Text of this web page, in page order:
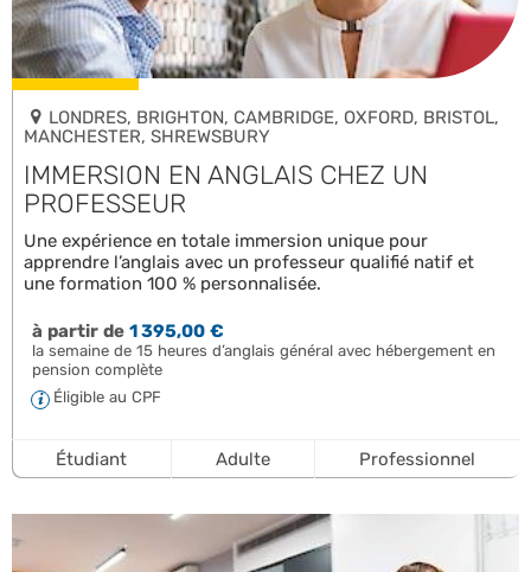
LONDRES, BRIGHTON, CAMBRIDGE, OXFORD, BRISTOL,
MANCHESTER, SHREWSBURY
IMMERSION EN ANGLAIS CHEZ UN
PROFESSEUR
Une expérience en totale immersion unique pour
apprendre l’anglais avec un professeur qualifié natif et
une formation 100 % personnalisée.
à partir de1 395,00 €
la semaine de 15 heures d’anglais général avec hébergement en
pension complète
Éligible au CPF
Étudiant Adulte Professionnel